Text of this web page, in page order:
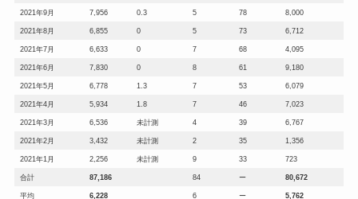
2021年9月 7,956 0.3 5 78 8,000
2021年8月 6,855 0 5 73 6,712
2021年7月 6,633 0 7 68 4,095
2021年6月 7,830 0 8 61 9,180
2021年5月 6,778 1.3 7 53 6,079
2021年4月 5,934 1.8 7 46 7,023
2021年3月 6,536 未計測 4 39 6,767
2021年2月 3,432 未計測 2 35 1,356
2021年1月 2,256 未計測 9 33 723
合計 87,186 84 ー 80,672
平均 6,228 6 ー 5,762